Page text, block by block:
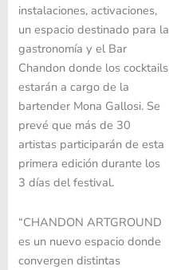
instalaciones, activaciones,
un espacio destinado para la
gastronomía y el Bar
Chandon donde los cocktails
estarán a cargo de la
bartender Mona Gallosi. Se
prevé que más de 30
artistas participarán de esta
primera edición durante los
3 días del festival.
“CHANDON ARTGROUND
es un nuevo espacio donde
convergen distintas